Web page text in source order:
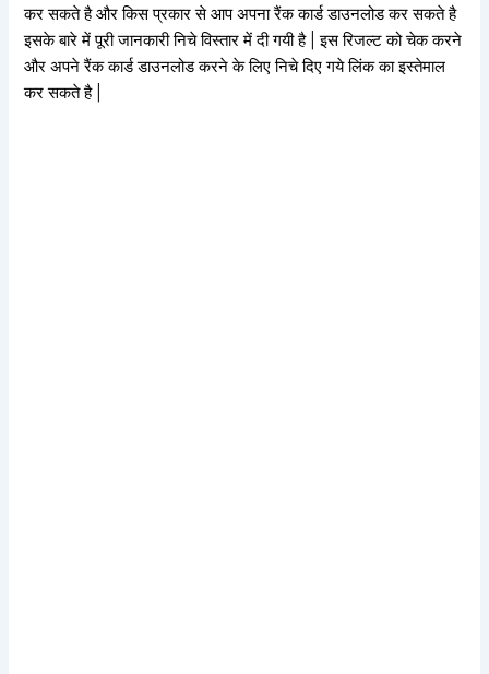
कर सकते है और किस प्रकार से आप अपना रैंक कार्ड डाउनलोड कर सकते है
इसके बारे में पूरी जानकारी निचे विस्तार में दी गयी है | इस रिजल्ट को चेक करने
और अपने रैंक कार्ड डाउनलोड करने के लिए निचे दिए गये लिंक का इस्तेमाल
कर सकते है |